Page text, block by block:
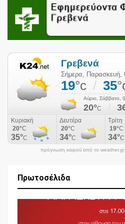
πρόγνωση καιρού από το weather.gr
Πρωτοσέλιδα